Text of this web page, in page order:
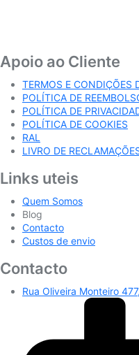
Apoio ao Cliente
TERMOS E CONDIÇÕES
POLÍTICA DE
POLÍTICA DE
POLÍTICA DE COOKIES
RAL
LIVRO DE
Links uteis
Quem Somos
Blog
Contacto
Custos de envio
Contacto
Rua Oliveira Monteiro